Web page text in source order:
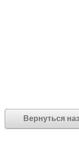
Вернуться